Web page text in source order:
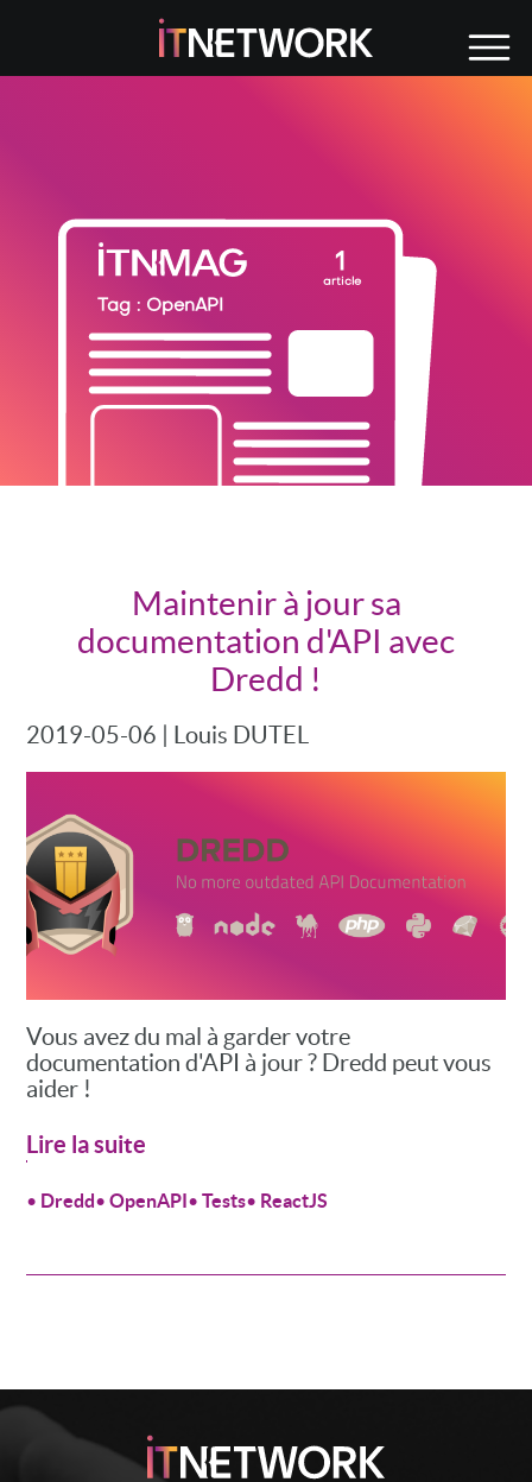
1
article
Tag : OpenAPI
Tag : OpenAPI
Maintenir à jour sa
documentation d'API avec
Dredd !
2019-05-06 Louis DUTEL
Vous avez du mal à garder votre
documentation d'API à jour ? Dredd peut vous
aider !
Lire la suite
• Dredd•OpenAPI•Tests• ReactJS